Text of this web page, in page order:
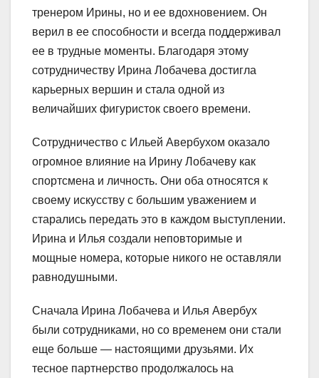
тренером Ирины, но и ее вдохновением. Он
верил в ее способности и всегда поддерживал
ее в трудные моменты. Благодаря этому
сотрудничеству Ирина Лобачева достигла
карьерных вершин и стала одной из
величайших фигуристок своего времени.
Сотрудничество с Ильей Авербухом оказало
огромное влияние на Ирину Лобачеву как
спортсмена и личность. Они оба относятся к
своему искусству с большим уважением и
старались передать это в каждом выступлении.
Ирина и Илья создали неповторимые и
мощные номера, которые никого не оставляли
равнодушными.
Сначала Ирина Лобачева и Илья Авербух
были сотрудниками, но со временем они стали
еще больше — настоящими друзьями. Их
тесное партнерство продолжалось на